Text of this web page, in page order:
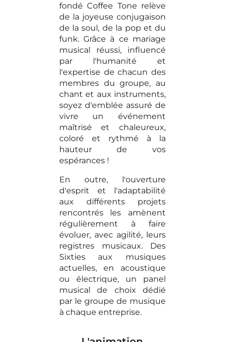
fondé Coffee Tone relève
de la joyeuse conjugaison
de la soul, de la pop et du
funk. Grâce à ce mariage
musical réussi, influencé
par l'humanité et
l'expertise de chacun des
membres du groupe, au
chant et aux instruments,
soyez d'emblée assuré de
vivre un événement
maîtrisé et chaleureux,
coloré et rythmé à la
hauteur de vos
espérances !
En outre, l'ouverture
d'esprit et l'adaptabilité
aux différents projets
rencontrés les amènent
régulièrement à faire
évoluer, avec agilité, leurs
registres musicaux. Des
Sixties aux musiques
actuelles, en acoustique
ou électrique, un panel
musical de choix dédié
par le groupe de musique
à chaque entreprise.